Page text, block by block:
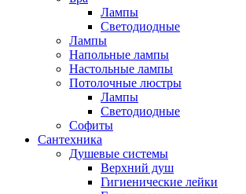
Лампы
Светодиодные
Лампы
Напольные лампы
Настольные лампы
Потолочные люстры
Лампы
Светодиодные
Софиты
Сантехника
Душевые системы
Верхний душ
Гигиенические лейки